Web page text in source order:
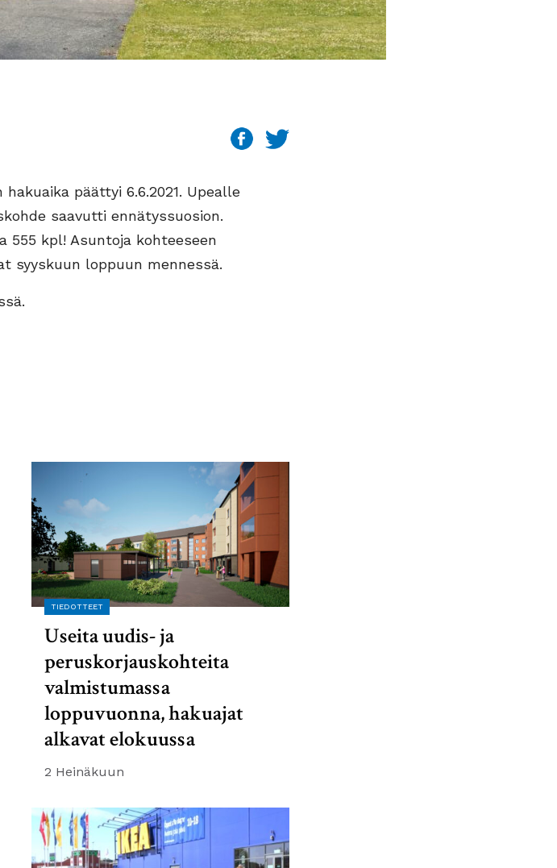
päättyi 6.6.2021. Upealle
saavutti ennätyssuosion.
555 kpl! Asuntoja kohteeseen
syyskuun loppuun mennessä.
TIEDOTTEET
Useita uudis- ja
peruskorjauskohteita
valmistumassa
loppuvuonna, hakuajat
alkavat elokuussa
2 Heinäkuun